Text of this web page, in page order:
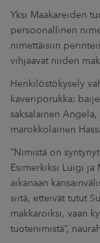
Yksi Maakareiden
persoonallinen
nimettäisiin
vihjaavat niiden
Henkilöstökysely
kaveriporukka:
saksalainen
marokkolainen
”Nimistä on
Esimerkiksi Luigi ja
aikanaan
siitä, etteivät tutut
makkaroiksi, vaan
tuotenimistä”,